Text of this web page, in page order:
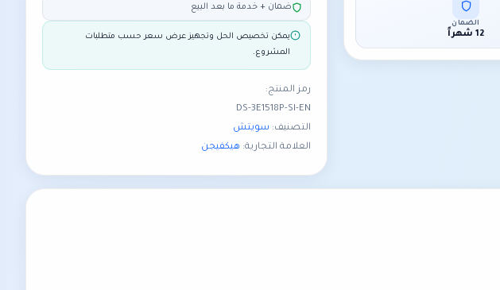
الضمان
12 شهراً
ضمان + خدمة ما بعد البيع
يمكن تخصيص الحل وتجهيز عرض سعر حسب متطلبات
المشروع.
رمز المنتج:
DS-3E1518P-SI-EN
التصنيف: سويتش
العلامة التجارية: هيكفيجن